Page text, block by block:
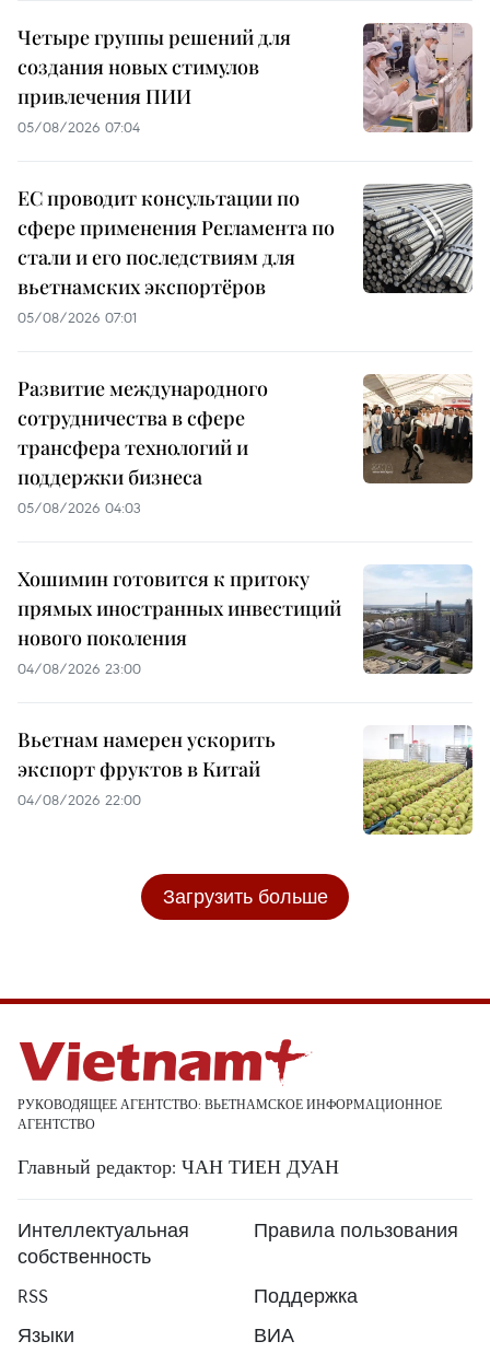
Четыре группы решений для
создания новых стимулов
привлечения ПИИ
05/08/2026 07:04
ЕС проводит консультации по
сфере применения Регламента по
стали и его последствиям для
вьетнамских экспортёров
05/08/2026 07:01
Развитие международного
сотрудничества в сфере
трансфера технологий и
поддержки бизнеса
05/08/2026 04:03
Хошимин готовится к притоку
прямых иностранных инвестиций
нового поколения
04/08/2026 23:00
Вьетнам намерен ускорить
экспорт фруктов в Китай
04/08/2026 22:00
Загрузить больше
РУКОВОДЯЩЕЕ АГЕНТСТВО: ВЬЕТНАМСКОЕ ИНФОРМАЦИОННОЕ
АГЕНТСТВО
Главный редактор: ЧАН ТИЕН ДУАН
Интеллектуальная
собственность
Правила пользования
RSS
Поддержка
Языки
ВИА